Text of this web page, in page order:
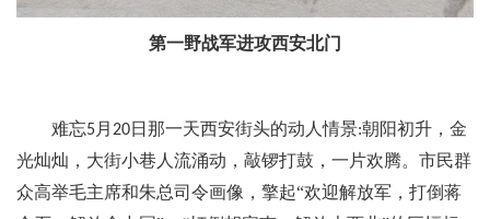
第一野战军进攻西安北门
难忘5月 20日那一天西安街头的动人情景:朝阳初升，金
光灿灿，大街小巷人流涌动，敲锣打鼓，一片欢腾。市民群
众高举毛主席和朱总司令画像，擎起“欢迎解放军，打倒蒋